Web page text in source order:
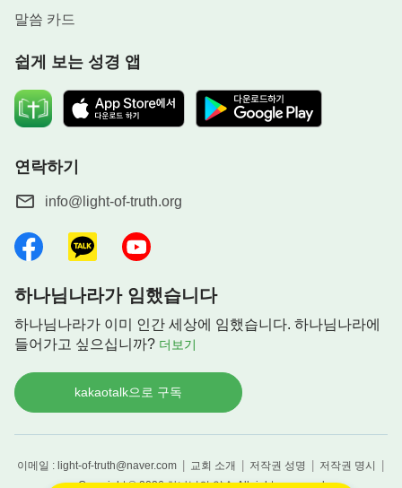
말씀 카드
쉽게 보는 성경 앱
연락하기
info@light-of-truth.org
하나님나라가 임했습니다
하나님나라가 이미 인간 세상에 임했습니다. 하나님나라에
들어가고 싶으십니까? 더보기
kakaotalk으로 구독
이메일 : light-of-truth@naver.com 교회 소개 저작권 성명 저작권 명시
Copyright © 2026하나님의 약속All rights reserved
다음 중, 당신이 가장 어렵고 곤혹스럽다고 느끼
A. 직장에서 겪는 어려움
B. 인간관계 크고 작은 어려움
C. 가족의 역할 및 불화로 인한 어려움